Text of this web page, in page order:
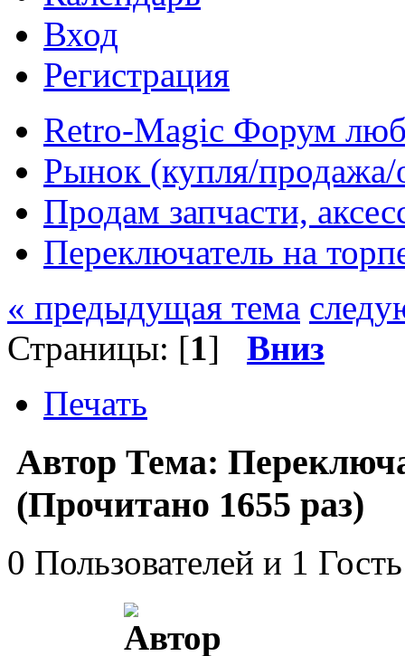
Вход
Регистрация
Retro-Magic Форум
Рынок (купля/продажа/
Продам запчасти,
Переключатель на
« предыдущая тема
Страницы: [1] Вниз
Печать
Автор Тема:
(Прочитано 1655 раз)
0 Пользователей и 1